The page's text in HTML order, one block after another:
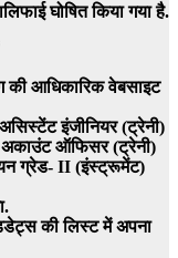
घोषित किया गया है.
की आधिकारिक वेबसाइट
इंजीनियर (ट्रेनी)
ऑफिसर (ट्रेनी)
ग्रेड- II (इंस्ट्रूमेंट)
की लिस्ट में अपना